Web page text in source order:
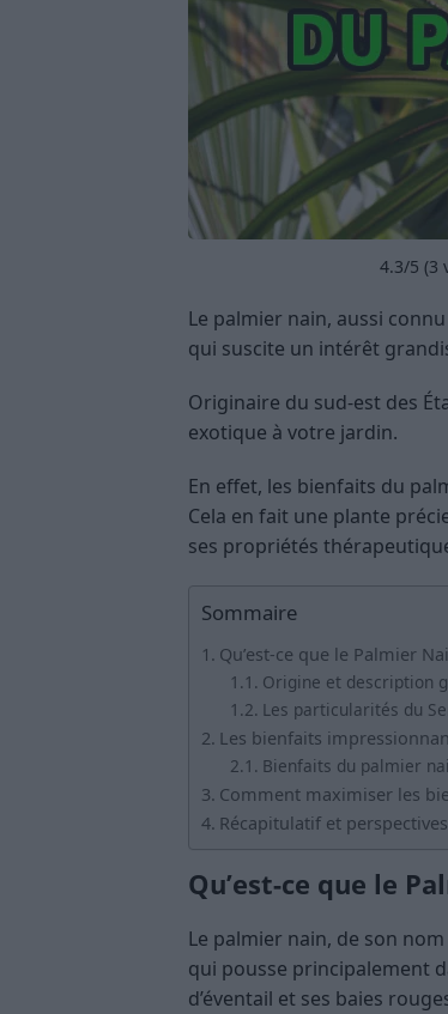
4.3/5 (3
Le palmier nain, aussi
qui suscite un intérêt
Originaire du sud-est des
exotique à votre jardin.
En effet, les bienfaits du
Cela en fait une plante
ses propriétés
Sommaire
Qu’est-ce que le Palmier
Origine et description
Les particularités du
Les bienfaits
Bienfaits du palmier
Comment maximiser les
Récapitulatif et
Qu’est-ce que le
Le palmier nain, de son
qui pousse principalement
d’éventail et ses baies